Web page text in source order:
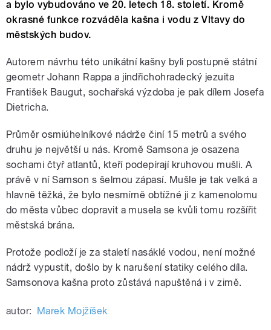
a bylo vybudováno ve 20. letech 18. století. Kromě
okrasné funkce rozváděla kašna i vodu z Vltavy do
městských budov.
Autorem návrhu této unikátní kašny byli postupně státní
geometr Johann Rappa a jindřichohradecký jezuita
František Baugut, sochařská výzdoba je pak dílem Josefa
Dietricha.
Průměr osmiúhelníkové nádrže činí 15 metrů a svého
druhu je největší u nás. Kromě Samsona je osazena
sochami čtyř atlantů, kteří podepírají kruhovou mušli. A
právě v ní Samson s šelmou zápasí. Mušle je tak velká a
hlavně těžká, že bylo nesmírně obtížné ji z kamenolomu
do města vůbec dopravit a musela se kvůli tomu rozšířit
městská brána.
Protože podloží je za staletí nasáklé vodou, není možné
nádrž vypustit, došlo by k narušení statiky celého díla.
Samsonova kašna proto zůstává napuštěná i v zimě.
autor: Marek Mojžíšek